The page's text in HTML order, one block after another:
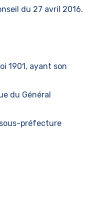
du 27 avril 2016.
1901, ayant son
du Général
sous-préfecture